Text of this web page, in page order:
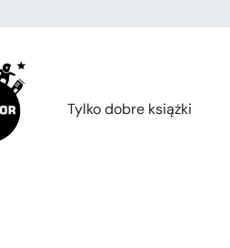
Tylko dobre książki